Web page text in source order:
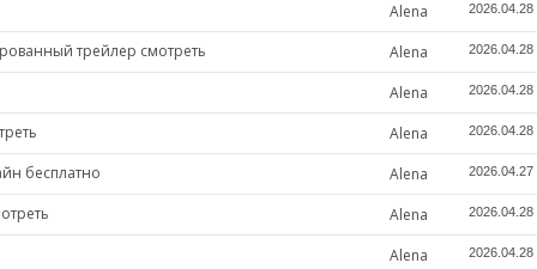
Alena 2026.04.28
трейлер смотреть Alena 2026.04.28
Alena 2026.04.28
Alena 2026.04.28
бесплатно Alena 2026.04.27
Alena 2026.04.28
Alena 2026.04.28